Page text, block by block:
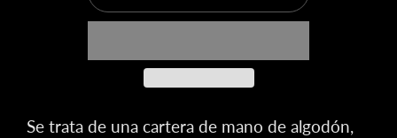
Se trata de una cartera de mano de algodón,